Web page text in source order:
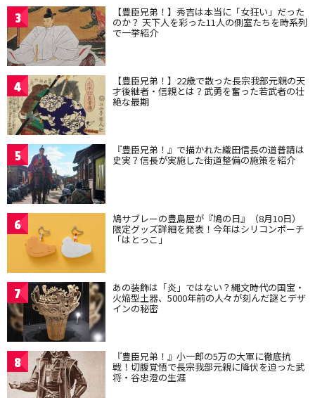
3 【豊臣兄弟！】秀吉は本当に「女狂い」だった
のか？ 天下人を彩った11人の側室たちを時系列
で一挙紹介
4 【豊臣兄弟！】22歳で散った長宗我部元親の天
才後継者・信親とは？武勇を奮った若武者の壮
絶な最期
5 『豊臣兄弟！』で描かれた織田信長の道普請は
史実？信長が実施した街道整備の施策を紹介
6 鳩サブレーの豊島屋が『鳩の日』（8月10日）
限定グッズ詳細を発表！今年はシリコンポーチ
「はとっこ」
7 あの装飾は「炎」ではない？縄文時代の国宝・
火焔型土器、5000年前の人々が刻んだ謎とデザ
インの秘密
8 『豊臣兄弟！』小一郎の5万の大軍に徹底抗
戦！切腹覚悟で長宗我部元親に降伏を迫った武
将・谷忠澄の生涯